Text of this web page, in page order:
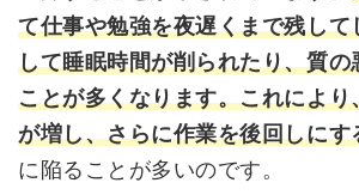
て仕事や勉強を夜遅くまで残して
して睡眠時間が削られたり、質の
ことが多くなります。これにより
が増し、さらに作業を後回しにす
に陥ることが多いのです。